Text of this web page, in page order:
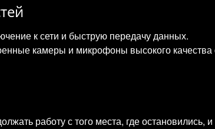
к сети и быструю передачу данных.
камеры и микрофоны высокого
работу с того места, где